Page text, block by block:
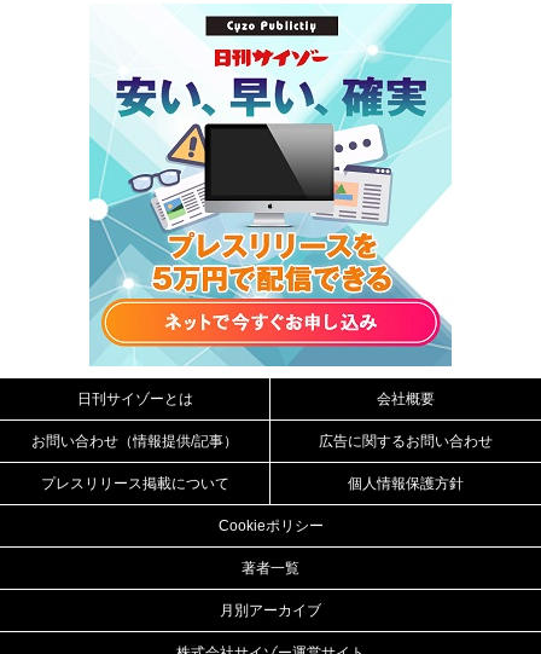
日刊サイゾーとは 会社概要
お問い合わせ（情報提供/記事） 広告に関するお問い合わせ
プレスリリース掲載について 個人情報保護方針
Cookieポリシー
著者一覧
月別アーカイブ